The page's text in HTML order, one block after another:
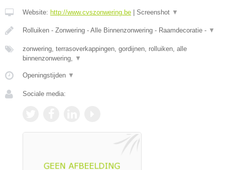
Website: http://www.cvszonwering.be Screenshot ▼
Rolluiken - Zonwering - Alle Binnenzonwering - Raamdecoratie - ▼
zonwering, terrasoverkappingen, gordijnen, rolluiken, alle
binnenzonwering, ▼
Openingstijden ▼
Sociale media: